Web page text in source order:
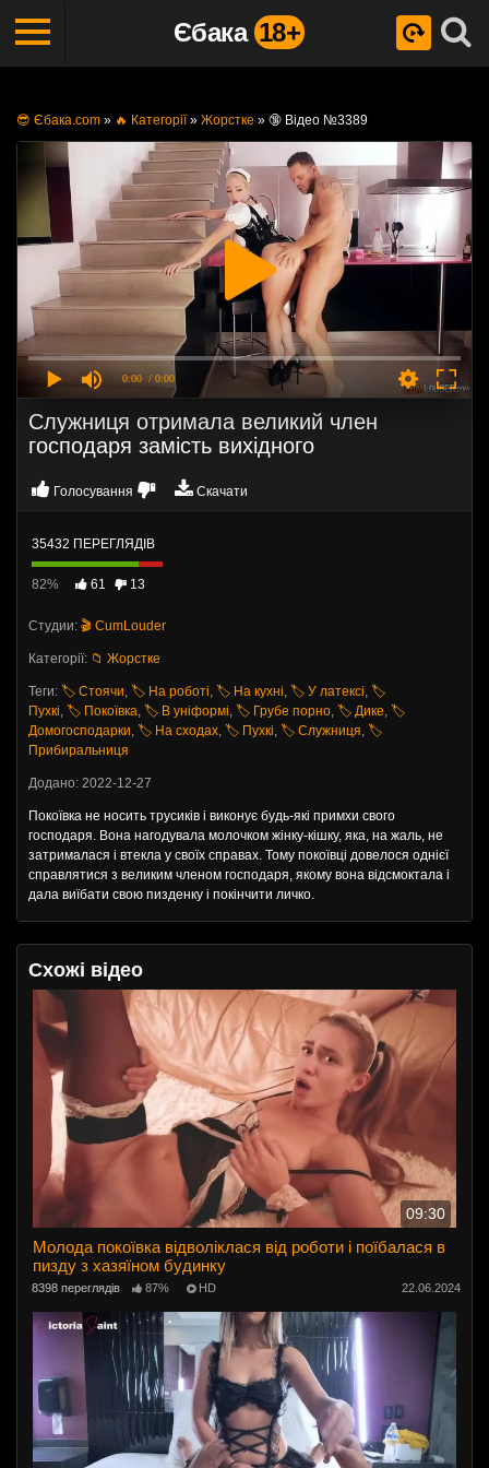
Єбака 18+
😎 Єбака.com » 🔥 Категорії» Жорстке » 🔞 Відео №3389
0:00 / 0:00
Служниця отримала великий член
господаря замість вихідного
Голосування Скачати
35432 ПЕРЕГЛЯДІВ
82% 61 13
Студии: 🎬 CumLouder
Категорії: 📁 Жорстке
Теги: 🏷️ Стоячи, 🏷️ На роботі, 🏷️ На кухні, 🏷️ У латексі, 🏷️
Пухкі, 🏷️ Покоївка, 🏷️ В уніформі, 🏷️ Грубе порно, 🏷️ Дике, 🏷️
Домогосподарки, 🏷️ На сходах, 🏷️ Пухкі, 🏷️ Служниця, 🏷️
Прибиральниця
Додано: 2022-12-27
Покоївка не носить трусиків і виконує будь-які примхи свого
господаря. Вона нагодувала молочком жінку-кішку, яка, на жаль, не
затрималася і втекла у своїх справах. Тому покоївці довелося однієї
справлятися з великим членом господаря, якому вона відсмоктала і
дала виїбати свою пизденку і покінчити личко.
Схожі відео
09:30
Молода покоївка відволіклася від роботи і поїбалася в
пизду з хазяїном будинку
8398 переглядів 87% HD 22.06.2024